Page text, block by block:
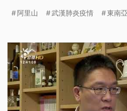
列為首要景點的阿里山，這
團蹤影，取而代之的是東南
者說：「基本上我們是兩大
阿里山 武漢肺炎疫情 東南亞